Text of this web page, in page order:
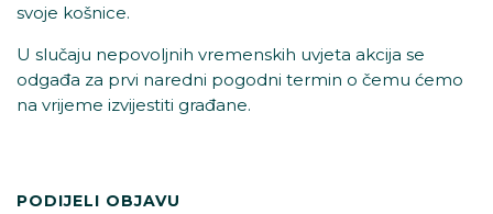
svoje košnice.
U slučaju nepovoljnih vremenskih uvjeta akcija se
odgađa za prvi naredni pogodni termin o čemu ćemo
na vrijeme izvijestiti građane.
PODIJELI OBJAVU